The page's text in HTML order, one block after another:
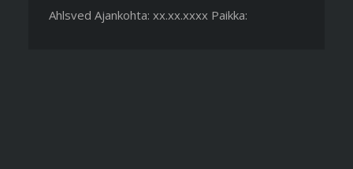
Ahlsved Ajankohta: xx.xx.xxxx Paikka: